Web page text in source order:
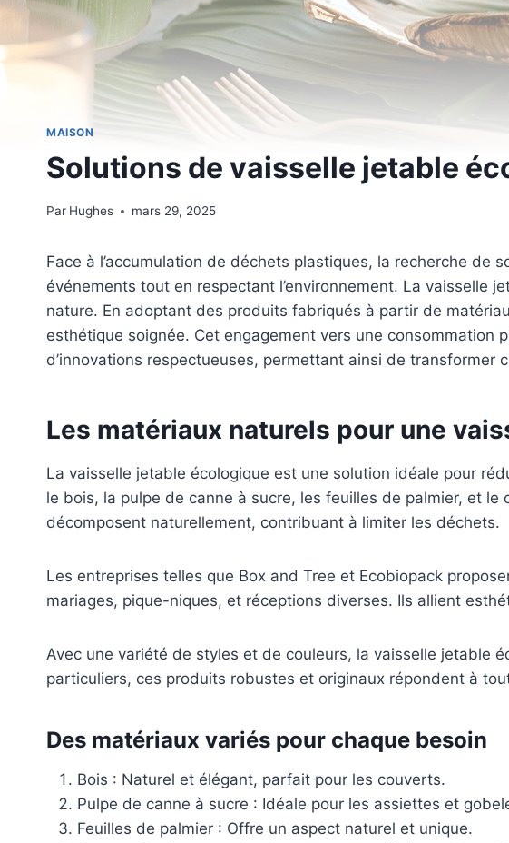
MAISON
Solutions de vaisselle jetable
Par Hughes mars 29, 2025
Face à l’accumulation de déchets plastiques, la recherche
événements tout en respectant l’environnement. La vaisselle
nature. En adoptant des produits fabriqués à partir de
esthétique soignée. Cet engagement vers une consommation
d’innovations respectueuses, permettant ainsi de
Les matériaux naturels pour une
La vaisselle jetable écologique est une solution idéale pour
le bois, la pulpe de canne à sucre, les feuilles de palmier, et
décomposent naturellement, contribuant à limiter les déchets.
Les entreprises telles que Box and Tree et Ecobiopack
mariages, pique-niques, et réceptions diverses. Ils allient
Avec une variété de styles et de couleurs, la vaisselle jetable
particuliers, ces produits robustes et originaux répondent à
Des matériaux variés pour chaque besoin
Bois : Naturel et élégant, parfait pour les couverts.
Pulpe de canne à sucre : Idéale pour les assiettes et
Feuilles de palmier : Offre un aspect naturel et unique.